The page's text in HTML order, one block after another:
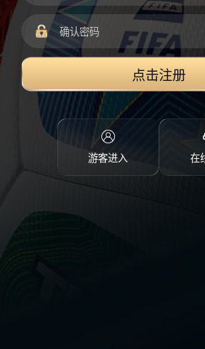
点击注册
游客进入 在